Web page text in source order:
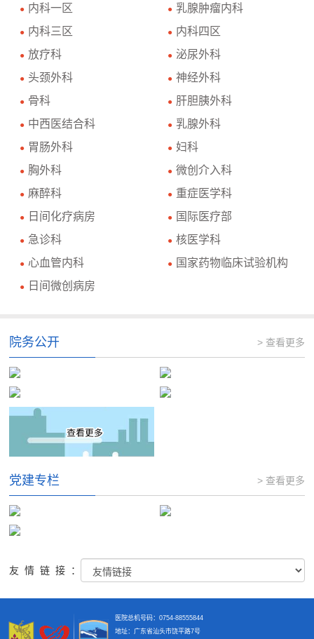
● 内科一区 ● 乳腺肿瘤内科
● 内科三区 ● 内科四区
● 放疗科 ● 泌尿外科
● 头颈外科 ● 神经外科
● 骨科 ● 肝胆胰外科
● 中西医结合科 ● 乳腺外科
● 胃肠外科 ● 妇科
● 胸外科 ● 微创介入科
● 麻醉科 ● 重症医学科
● 日间化疗病房 ● 国际医疗部
● 急诊科 ● 核医学科
● 心血管内科 ● 国家药物临床试验机构
● 日间微创病房
院务公开 > 查看更多
党建专栏 > 查看更多
友情链接：
医院总机号码：0754-88555844
地址：广东省汕头市饶平路7号